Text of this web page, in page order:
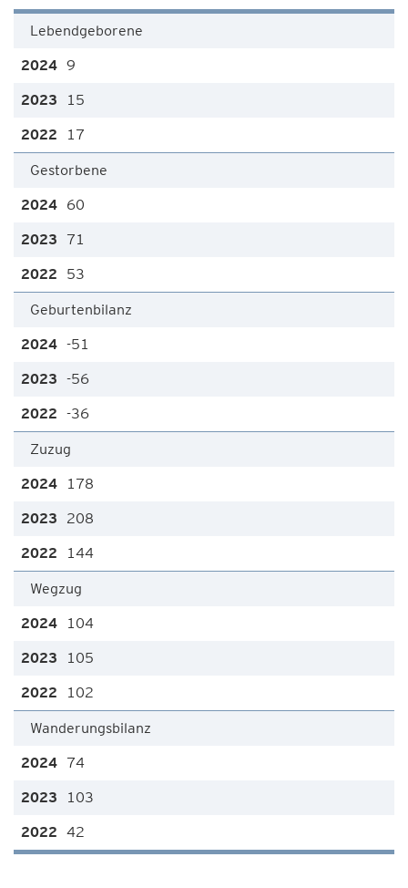
Lebendgeborene
9
15
17
Gestorbene
60
71
53
Geburtenbilanz
-51
-56
-36
Zuzug
178
208
144
Wegzug
104
105
102
Wanderungsbilanz
74
103
42